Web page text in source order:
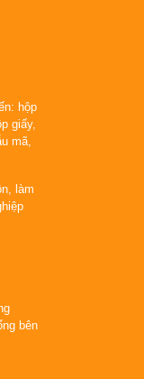
hộp
giấy,
mã,
làm
bên